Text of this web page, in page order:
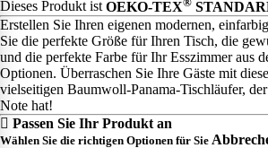
Dieses Produkt istOEKO-TEX
Erstellen Sie Ihren eigenen modernen,
Sie die perfekte Größe für Ihren Tisch, die
und die perfekte Farbe für Ihr Esszimmer aus
Optionen. Überraschen Sie Ihre Gäste mit
vielseitigen Baumwoll-Panama-Tischläufer,
Note hat!
Passen Sie Ihr Produkt an
Wählen Sie die richtigen Optionen für Sie